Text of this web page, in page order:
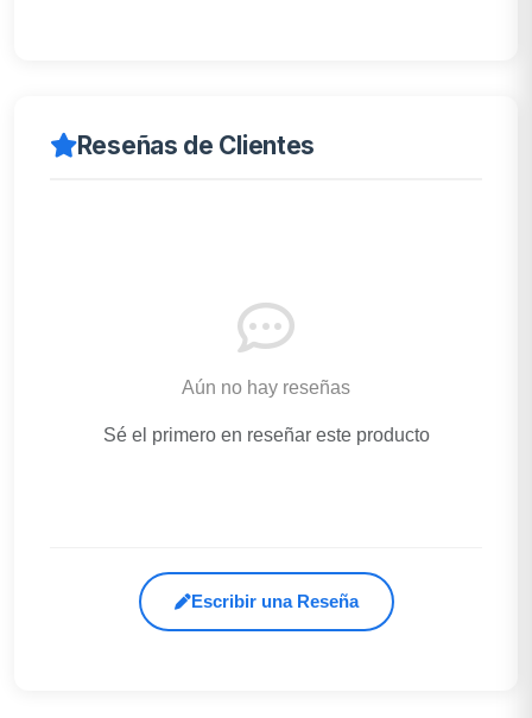
Reseñas de Clientes
Aún no hay reseñas
Sé el primero en reseñar este producto
Escribir una Reseña